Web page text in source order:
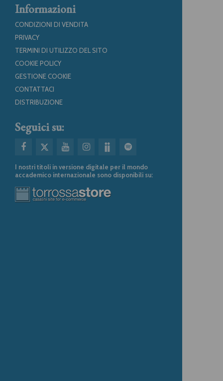
Informazioni
CONDIZIONI DI VENDITA
PRIVACY
TERMINI DI UTILIZZO DEL SITO
COOKIE POLICY
GESTIONE COOKIE
CONTATTACI
DISTRIBUZIONE
Seguici su:
I nostri titoli in versione digitale per il mondo
accademico internazionale sono disponibili su: